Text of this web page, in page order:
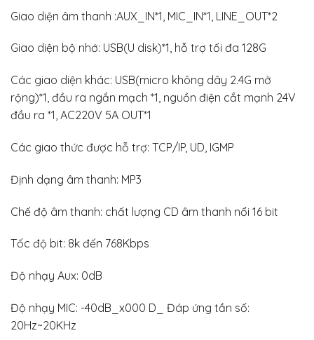
Giao diện âm thanh :AUX_IN*1, MIC_IN*1, LINE_OUT*2
Giao diện bộ nhớ: USB(U disk)*1, hỗ trợ tối đa 128G
Các giao diện khác: USB(micro không dây 2.4G mở
rộng)*1, đầu ra ngắn mạch *1, nguồn điện cắt mạnh 24V
đầu ra *1, AC220V 5A OUT*1
Các giao thức được hỗ trợ: TCP/IP, UD, IGMP
Định dạng âm thanh: MP3
Chế độ âm thanh: chất lượng CD âm thanh nổi 16 bit
Tốc độ bit: 8k đến 768Kbps
Độ nhạy Aux: 0dB
Độ nhạy MIC: -40dB_x000 D_ Đáp ứng tần số:
20Hz~20KHz